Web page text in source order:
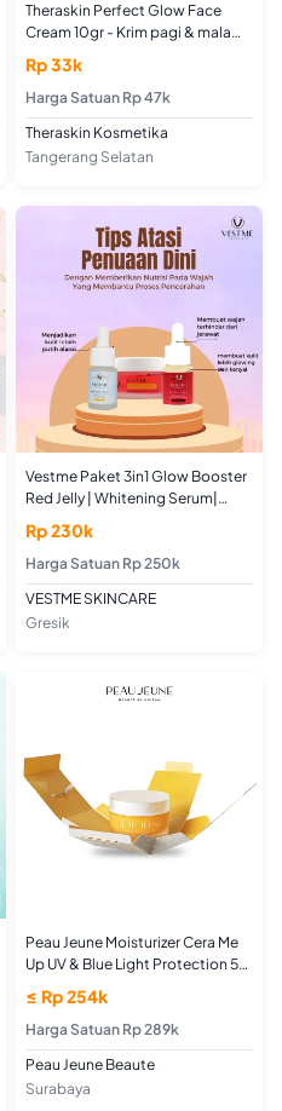
Theraskin Perfect Glow Face
Cream 10gr - Krim pagi & malam
dengan niacinamide, licorice,
dan alpha arbutin untuk
mencerahkan & menyamarkan
noda hitam
Rp 33k
Harga Satuan Rp 47k
Theraskin Kosmetika
Tangerang Selatan
Vestme Paket 3in1 Glow Booster
Red Jelly | Whitening Serum|
Acne Serum Treatment - 100%
Original - BPOM
Rp 230k
Harga Satuan Rp 250k
VESTME SKINCARE
Gresik
Peau Jeune Moisturizer Cera Me
Up UV & Blue Light Protection 50
G Moisturizer Cream Untuk
semua Jenis Kulit
≤ Rp 254k
Harga Satuan Rp 289k
Peau Jeune Beaute
Surabaya